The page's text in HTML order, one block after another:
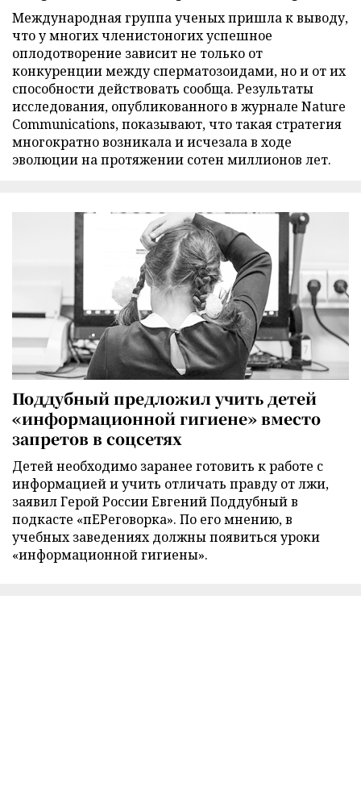
Международная группа ученых пришла к выводу,
что у многих членистоногих успешное
оплодотворение зависит не только от
конкуренции между сперматозоидами, но и от их
способности действовать сообща. Результаты
исследования, опубликованного в журнале Nature
Communications, показывают, что такая стратегия
многократно возникала и исчезала в ходе
эволюции на протяжении сотен миллионов лет.
Поддубный предложил учить детей
«информационной гигиене» вместо
запретов в соцсетях
Детей необходимо заранее готовить к работе с
информацией и учить отличать правду от лжи,
заявил Герой России Евгений Поддубный в
подкасте «пЕРеговорка». По его мнению, в
учебных заведениях должны появиться уроки
«информационной гигиены».